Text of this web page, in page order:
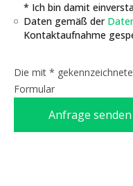
* Ich bin damit
Daten gemäß der
Kontaktaufnahme
Die mit *
Formular
Anfrage senden